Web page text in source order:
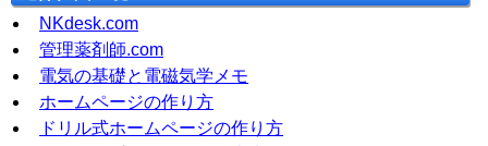
NKdesk.com
管理薬剤師.com
電気の基礎と電磁気学メモ
ホームページの作り方
ドリル式ホームページの作り方